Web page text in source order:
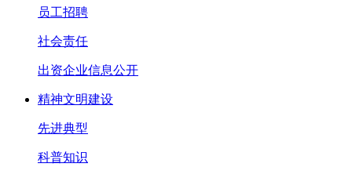
员工招聘
社会责任
出资企业信息公开
精神文明建设
先进典型
科普知识